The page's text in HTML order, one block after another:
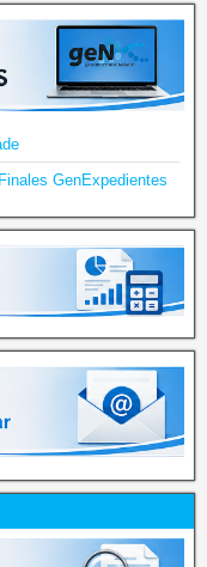
GenExpedientes